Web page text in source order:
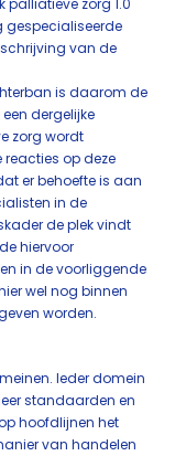
palliatieve zorg 1.0
gespecialiseerde
van de
is daarom de
dergelijke
zorg wordt
reacties op deze
er behoefte is aan
in de
de plek vindt
hiervoor
in de voorliggende
wel nog binnen
worden.
Ieder domein
standaarden en
hoofdlijnen het
van handelen